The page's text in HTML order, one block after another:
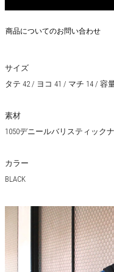
商品についてのお問い合わせ
サイズ
タテ 42 / ヨコ 41 / マチ 14 / 容
素材
1050デニールバリスティック
カラー
BLACK